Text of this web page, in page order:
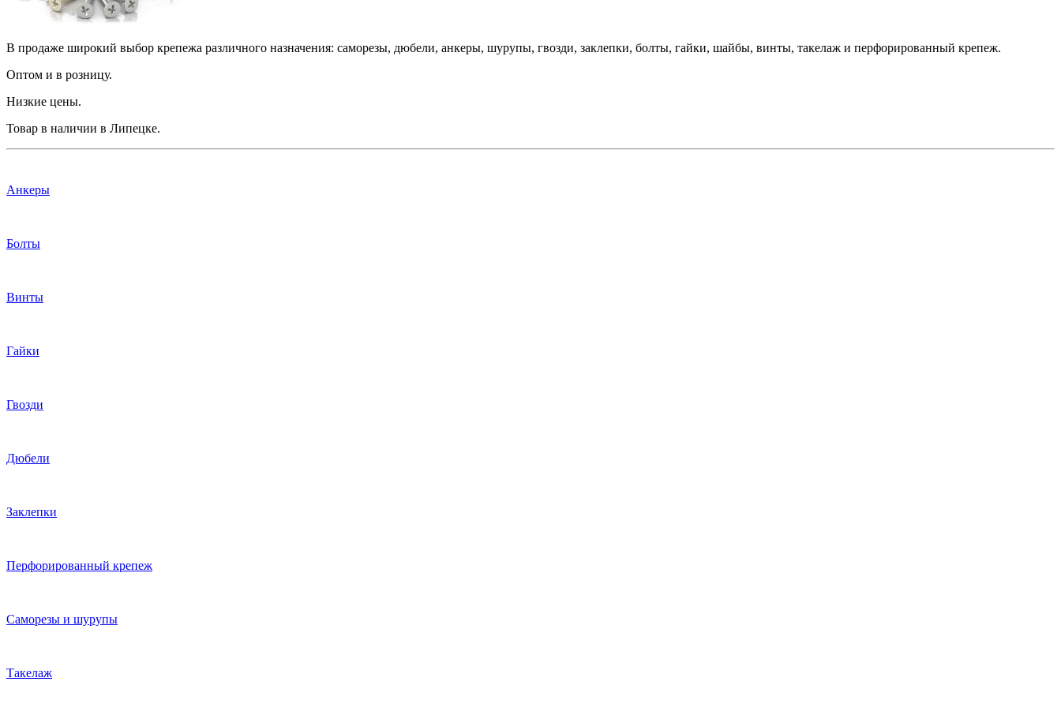
В продаже широкий выбор крепежа различного назначения: саморезы, дюбели, анкеры, шурупы, гвозди, заклепки, болты, гайки, шайбы, винты, такелаж и перфорированный крепеж.
Оптом и в розницу.
Низкие цены.
Товар в наличии в Липецке.
Анкеры
Болты
Винты
Гайки
Гвозди
Дюбели
Заклепки
Перфорированный крепеж
Саморезы и шурупы
Такелаж